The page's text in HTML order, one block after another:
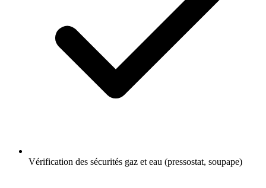
Vérification des sécurités gaz et eau (pressostat, soupape)